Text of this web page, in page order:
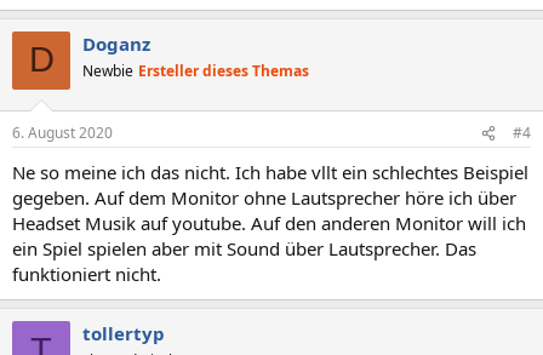
D Doganz
Newbie Ersteller dieses Themas
6. August 2020 #4
Ne so meine ich das nicht. Ich habe vllt ein schlechtes Beispiel
gegeben. Auf dem Monitor ohne Lautsprecher höre ich über
Headset Musik auf youtube. Auf den anderen Monitor will ich
ein Spiel spielen aber mit Sound über Lautsprecher. Das
funktioniert nicht.
tollertyp